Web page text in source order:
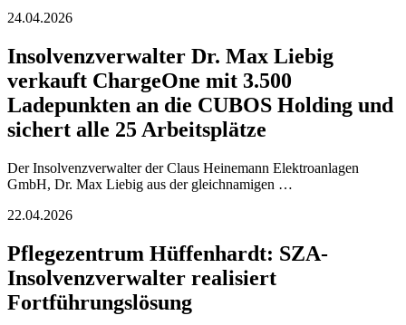
24.04.2026
Insolvenzverwalter Dr. Max Liebig
verkauft ChargeOne mit 3.500
Ladepunkten an die CUBOS Holding und
sichert alle 25 Arbeitsplätze
Der Insolvenzverwalter der Claus Heinemann Elektroanlagen
GmbH, Dr. Max Liebig aus der gleichnamigen …
22.04.2026
Pflegezentrum Hüffenhardt: SZA-
Insolvenzverwalter realisiert
Fortführungslösung